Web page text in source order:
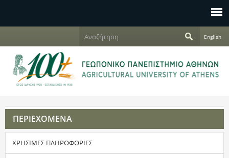
Φ
ό
μ
α
α
ζ
ή
τ
η
English
ΠΕΡΙΕΧΟΜΕΝΑ
ΧΡΗΣΙΜΕΣ ΠΛΗΡΟΦΟΡΙΕΣ